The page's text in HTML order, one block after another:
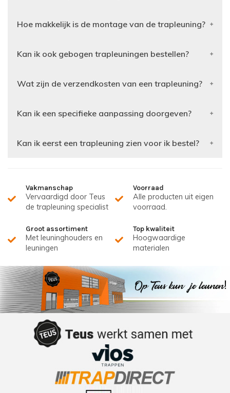
Hoe makkelijk is de montage van de trapleuning?
Kan ik ook gebogen trapleuningen bestellen?
Wat zijn de verzendkosten van een trapleuning?
Kan ik een specifieke aanpassing doorgeven?
Kan ik eerst een trapleuning zien voor ik bestel?
Vakmanschap
Vervaardigd door Teus
de trapleuning specialist
Voorraad
Alle producten uit eigen
voorraad.
Groot assortiment
Met leuninghouders en
leuningen
Top kwaliteit
Hoogwaardige
materialen